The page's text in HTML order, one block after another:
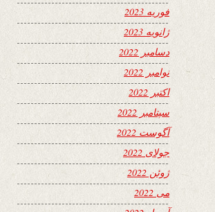
فوریه 2023
ژانویه 2023
دسامبر 2022
نوامبر 2022
اکتبر 2022
سپتامبر 2022
آگوست 2022
جولای 2022
ژوئن 2022
می 2022